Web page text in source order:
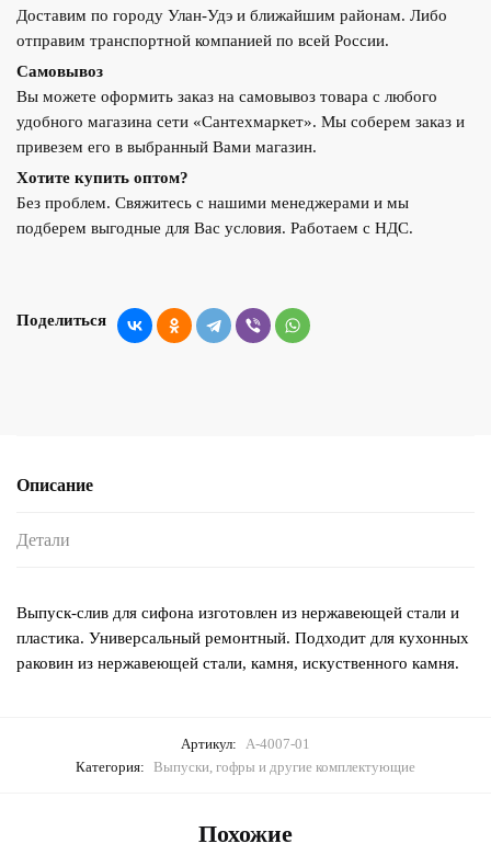
Доставим по городу Улан-Удэ и ближайшим районам. Либо
отправим транспортной компанией по всей России.
Самовывоз
Вы можете оформить заказ на самовывоз товара с любого
удобного магазина сети «Сантехмаркет». Мы соберем заказ и
привезем его в выбранный Вами магазин.
Хотите купить оптом?
Без проблем. Свяжитесь с нашими менеджерами и мы
подберем выгодные для Вас условия. Работаем с НДС.
Поделиться
Описание
Детали
Выпуск-слив для сифона изготовлен из нержавеющей стали и
пластика. Универсальный ремонтный. Подходит для кухонных
раковин из нержавеющей стали, камня, искуственного камня.
Артикул:
А-4007-01
Категория: Выпуски, гофры и другие комплектующие
Похожие